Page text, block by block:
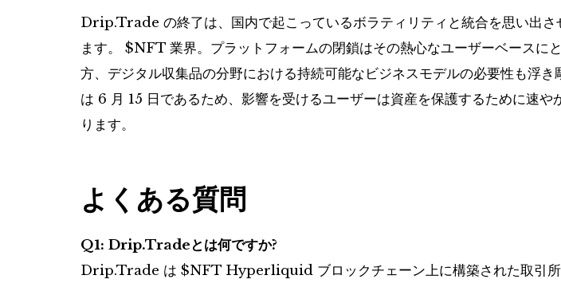
Drip.Trade の終了は、国内で起こっているボラティリティと統合を思い出さ
ます。 $NFT 業界。プラットフォームの閉鎖はその熱心なユーザーベースに
方、デジタル収集品の分野における持続可能なビジネスモデルの必要性も浮き
は 6 月 15 日であるため、影響を受けるユーザーは資産を保護するために速や
ります。
よくある質問
Q1: Drip.Tradeとは何ですか?
Drip.Trade は $NFT Hyperliquid ブロックチェーン上に構築された取引